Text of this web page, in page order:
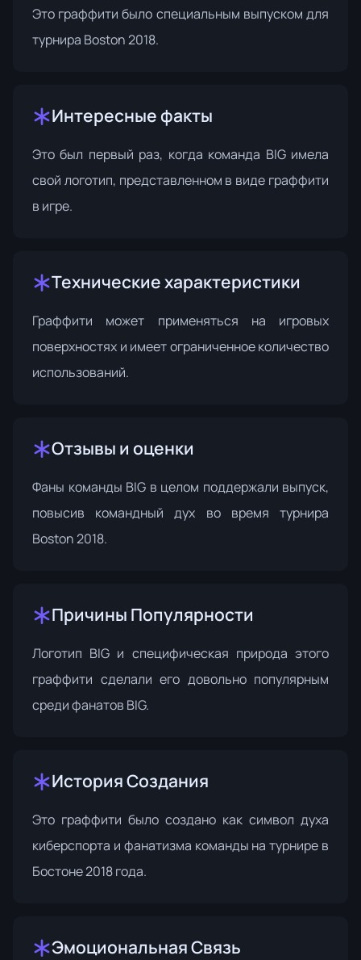
Это граффити было специальным выпуском для
турнира Boston 2018.
Интересные факты
Это был первый раз, когда команда BIG имела
свой логотип, представленном в виде граффити
в игре.
Технические характеристики
Граффити может применяться на игровых
поверхностях и имеет ограниченное количество
использований.
Отзывы и оценки
Фаны команды BIG в целом поддержали выпуск,
повысив командный дух во время турнира
Boston 2018.
Причины Популярности
Логотип BIG и специфическая природа этого
граффити сделали его довольно популярным
среди фанатов BIG.
История Создания
Это граффити было создано как символ духа
киберспорта и фанатизма команды на турнире в
Бостоне 2018 года.
Эмоциональная Связь